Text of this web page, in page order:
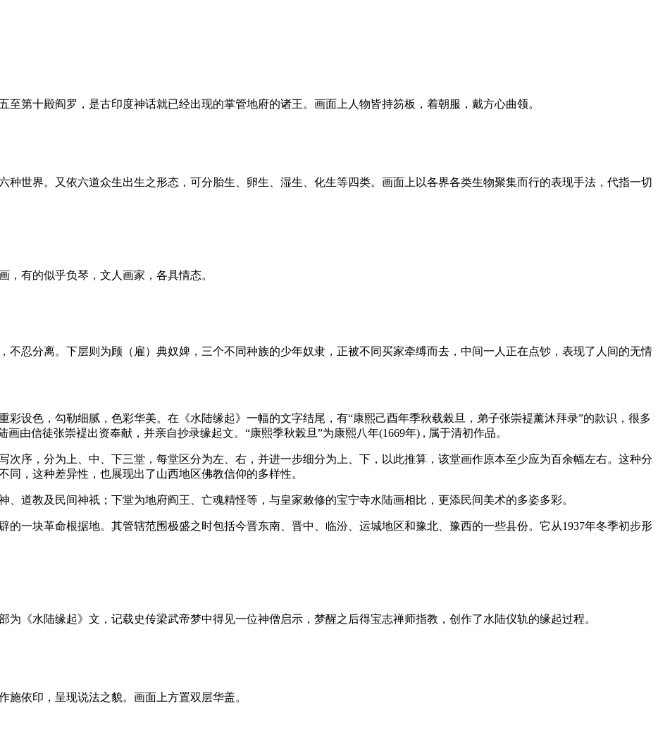
第十殿阎罗，是古印度神话就已经出现的掌管地府的诸王。画面上人物皆持笏板，着朝服，戴方心曲领。
种世界。又依六道众生出生之形态，可分胎生、卵生、湿生、化生等四类。画面上以各界各类生物聚集而行的表现手法，代指一切
有的似乎负琴，文人画家，各具情态。
不忍分离。下层则为顾（雇）典奴婢，三个不同种族的少年奴隶，正被不同买家牵缚而去，中间一人正在点钞，表现了人间的无情
彩设色，勾勒细腻，色彩华美。在《水陆缘起》一幅的文字结尾，有“康熙己酉年季秋载榖旦，弟子张崇褆薰沐拜录”的款识，很多
由信徒张崇褆出资奉献，并亲自抄录缘起文。“康熙季秋榖旦”为康熙八年(1669年) , 属于清初作品。
次序，分为上、中、下三堂，每堂区分为左、右，并进一步细分为上、下，以此推算，该堂画作原本至少应为百余幅左右。这种分
，这种差异性，也展现出了山西地区佛教信仰的多样性。
道教及民间神祇；下堂为地府阎王、亡魂精怪等，与皇家敕修的宝宁寺水陆画相比，更添民间美术的多姿多彩。
的一块革命根据地。其管辖范围极盛之时包括今晋东南、晋中、临汾、运城地区和豫北、豫西的一些县份。它从1937年冬季初步形
《水陆缘起》文，记载史传梁武帝梦中得见一位神僧启示，梦醒之后得宝志禅师指教，创作了水陆仪轨的缘起过程。
依印，呈现说法之貌。画面上方置双层华盖。